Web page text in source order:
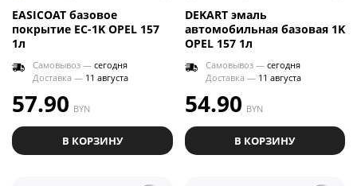
EASICOAT базовое
покрытие EC-1K OPEL 157
1л
Самовывоз — сегодня
Доставка — 11 августа
57.90 BYN
В КОРЗИНУ
DEKART эмаль
автомобильная базовая 1K
OPEL 157 1л
Самовывоз — сегодня
Доставка — 11 августа
54.90 BYN
В КОРЗИНУ